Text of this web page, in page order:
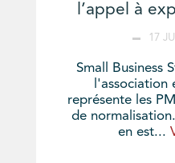
l’appel à
17
Small Business
l'association
représente les
de
en est...